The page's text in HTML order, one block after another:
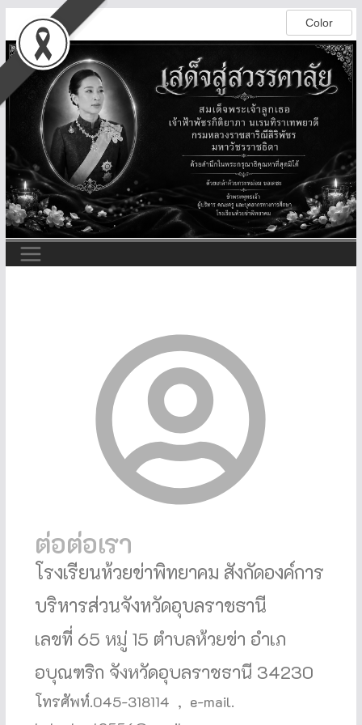
ต่อต่อเรา
โรงเรียนห้วยข่าพิทยาคม สังกัดองค์การ
บริหารส่วนจังหวัดอุบลราชธานี
เลขที่ 65 หมู่ 15 ตําบลห้วยข่า อําเภ
อบุณฑริก จังหวัดอุบลราชธานี 34230
โทรศัพท์.045-318114 , e-mail.